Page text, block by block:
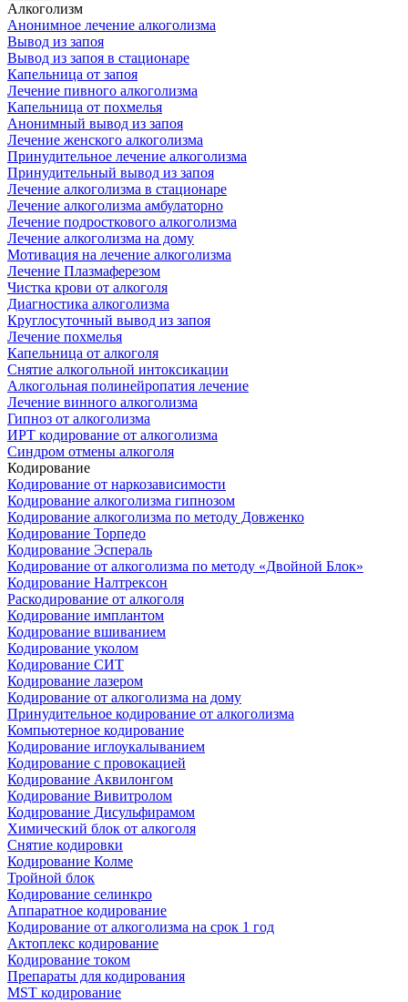
Алкоголизм
Анонимное лечение алкоголизма
Вывод из запоя
Вывод из запоя в стационаре
Капельница от запоя
Лечение пивного алкоголизма
Капельница от похмелья
Анонимный вывод из запоя
Лечение женского алкоголизма
Принудительное лечение алкоголизма
Принудительный вывод из запоя
Лечение алкоголизма в стационаре
Лечение алкоголизма амбулаторно
Лечение подросткового алкоголизма
Лечение алкоголизма на дому
Мотивация на лечение алкоголизма
Лечение Плазмаферезом
Чистка крови от алкоголя
Диагностика алкоголизма
Круглосуточный вывод из запоя
Лечение похмелья
Капельница от алкоголя
Снятие алкогольной интоксикации
Алкогольная полинейропатия лечение
Лечение винного алкоголизма
Гипноз от алкоголизма
ИРТ кодирование от алкоголизма
Синдром отмены алкоголя
Кодирование
Кодирование от наркозависимости
Кодирование алкоголизма гипнозом
Кодирование алкоголизма по методу Довженко
Кодирование Торпедо
Кодирование Эспераль
Кодирование от алкоголизма по методу «Двойной Блок»
Кодирование Налтрексон
Раскодирование от алкоголя
Кодирование имплантом
Кодирование вшиванием
Кодирование уколом
Кодирование СИТ
Кодирование лазером
Кодирование от алкоголизма на дому
Принудительное кодирование от алкоголизма
Компьютерное кодирование
Кодирование иглоукалыванием
Кодирование с провокацией
Кодирование Аквилонгом
Кодирование Вивитролом
Кодирование Дисульфирамом
Химический блок от алкоголя
Снятие кодировки
Кодирование Колме
Тройной блок
Кодирование селинкро
Аппаратное кодирование
Кодирование от алкоголизма на срок 1 год
Актоплекс кодирование
Кодирование током
Препараты для кодирования
MST кодирование